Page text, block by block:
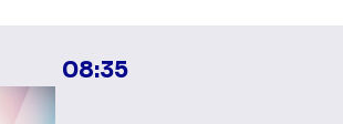
08:35